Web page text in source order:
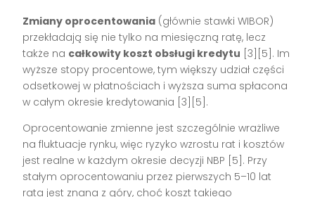
Zmiany oprocentowania (głównie stawki WIBOR)
przekładają się nie tylko na miesięczną ratę, lecz
także na całkowity koszt obsługi kredytu [3][5] . Im
wyższe stopy procentowe, tym większy udział części
odsetkowej w płatnościach i wyższa suma spłacona
w całym okresie kredytowania [3][5] .
Oprocentowanie zmienne jest szczególnie wrażliwe
na fluktuacje rynku, więc ryzyko wzrostu rat i kosztów
jest realne w każdym okresie decyzji NBP [5] . Przy
stałym oprocentowaniu przez pierwszych 5–10 lat
rata jest znana z góry, choć koszt takiego